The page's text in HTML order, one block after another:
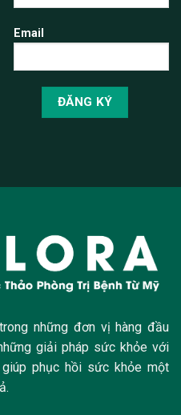
Email
những đơn vị hàng đầu
giải pháp sức khỏe với
phục hồi sức khỏe một